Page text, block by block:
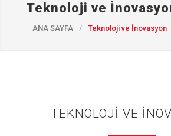
Teknoloji ve
ANA SAYFA / Teknoloji ve İnovasyon
TEKNOLOJİ VE